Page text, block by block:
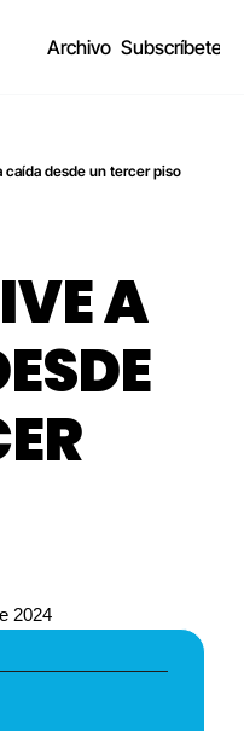
Archivo Subscríbete
caída desde un tercer piso
A
2024